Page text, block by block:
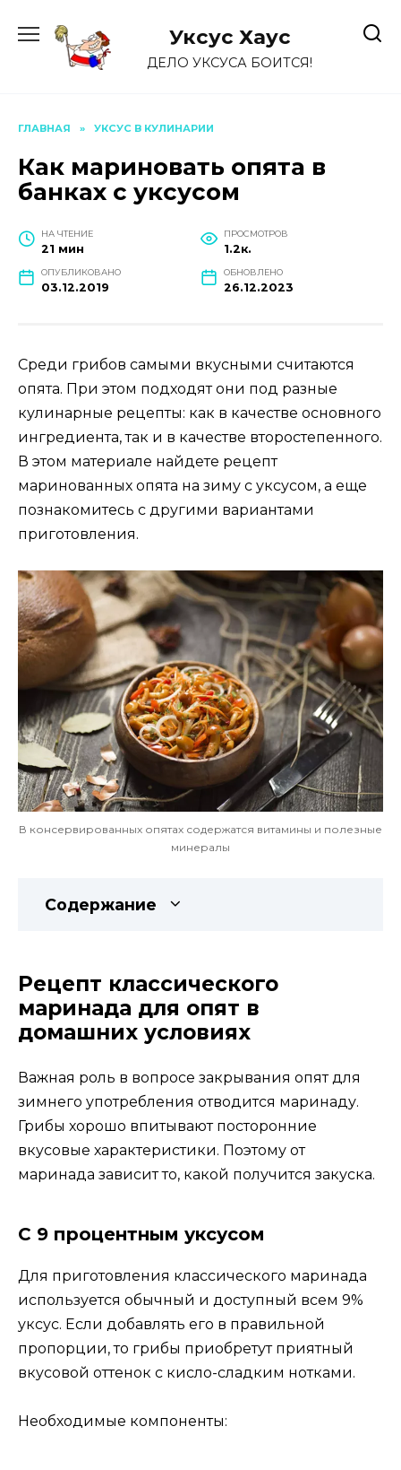
содержанию
Уксус Хауc
ДЕЛО УКСУСА БОИТСЯ!
ГЛАВНАЯ » УКСУС В КУЛИНАРИИ
Как мариновать опята в
банках с уксусом
НА ЧТЕНИЕ
21 мин
ПРОСМОТРОВ
1.2к.
ОПУБЛИКОВАНО
03.12.2019
ОБНОВЛЕНО
26.12.2023
Среди грибов самыми вкусными считаются
опята. При этом подходят они под разные
кулинарные рецепты: как в качестве основного
ингредиента, так и в качестве второстепенного.
В этом материале найдете рецепт
маринованных опята на зиму с уксусом, а еще
познакомитесь с другими вариантами
приготовления.
В консервированных опятах содержатся витамины и полезные
минералы
Содержание
Рецепт классического
маринада для опят в
домашних условиях
Важная роль в вопросе закрывания опят для
зимнего употребления отводится маринаду.
Грибы хорошо впитывают посторонние
вкусовые характеристики. Поэтому от
маринада зависит то, какой получится закуска.
С 9 процентным уксусом
Для приготовления классического маринада
используется обычный и доступный всем 9%
уксус. Если добавлять его в правильной
пропорции, то грибы приобретут приятный
вкусовой оттенок с кисло-сладким нотками.
Необходимые компоненты: